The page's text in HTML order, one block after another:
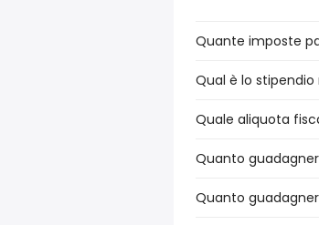
Quante imposte
Qual è lo stipendio
Quale aliquota
Quanto
Quanto